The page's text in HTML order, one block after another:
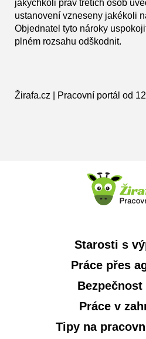
jakýchkoli práv třetích osob
ustanovení vzneseny jakékoli
Objednatel tyto nároky
plném rozsahu odškodnit.
Žirafa.cz | Pracovní portál od
Starosti s
Práce přes
Bezpečnost
Práce v
Tipy na